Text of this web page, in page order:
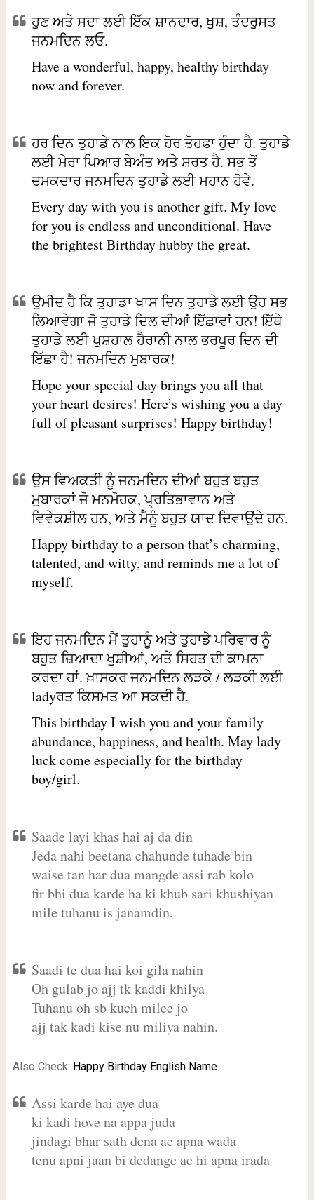
ਹੁਣ ਅਤੇ ਸਦਾ ਲਈ ਇੱਕ ਸ਼ਾਨਦਾਰ, ਖੁਸ਼, ਤੰਦਰੁਸਤ
ਜਨਮਦਿਨ ਲਓ.
Have a wonderful, happy, healthy birthday
now and forever.
ਹਰ ਦਿਨ ਤੁਹਾਡੇ ਨਾਲ ਇਕ ਹੋਰ ਤੋਹਫਾ ਹੁੰਦਾ ਹੈ. ਤੁਹਾਡੇ
ਲਈ ਮੇਰਾ ਪਿਆਰ ਬੇਅੰਤ ਅਤੇ ਸ਼ਰਤ ਹੈ. ਸਭ ਤੋਂ
ਚਮਕਦਾਰ ਜਨਮਦਿਨ ਤੁਹਾਡੇ ਲਈ ਮਹਾਨ ਹੋਵੇ.
Every day with you is another gift. My love
for you is endless and unconditional. Have
the brightest Birthday hubby the great.
ਉਮੀਦ ਹੈ ਕਿ ਤੁਹਾਡਾ ਖਾਸ ਦਿਨ ਤੁਹਾਡੇ ਲਈ ਉਹ ਸਭ
ਲਿਆਵੇਗਾ ਜੋ ਤੁਹਾਡੇ ਦਿਲ ਦੀਆਂ ਇੱਛਾਵਾਂ ਹਨ! ਇੱਥੇ
ਤੁਹਾਡੇ ਲਈ ਖੁਸ਼ਹਾਲ ਹੈਰਾਨੀ ਨਾਲ ਭਰਪੂਰ ਦਿਨ ਦੀ
ਇੱਛਾ ਹੈ! ਜਨਮਦਿਨ ਮੁਬਾਰਕ!
Hope your special day brings you all that
your heart desires! Here’s wishing you a day
full of pleasant surprises! Happy birthday!
ਉਸ ਵਿਅਕਤੀ ਨੂੰ ਜਨਮਦਿਨ ਦੀਆਂ ਬਹੁਤ ਬਹੁਤ
ਮੁਬਾਰਕਾਂ ਜੋ ਮਨਮੋਹਕ, ਪ੍ਰਤਿਭਾਵਾਨ ਅਤੇ
ਵਿਵੇਕਸ਼ੀਲ ਹਨ, ਅਤੇ ਮੈਨੂੰ ਬਹੁਤ ਯਾਦ ਦਿਵਾਉਂਦੇ ਹਨ.
Happy birthday to a person that’s charming,
talented, and witty, and reminds me a lot of
myself.
ਇਹ ਜਨਮਦਿਨ ਮੈਂ ਤੁਹਾਨੂੰ ਅਤੇ ਤੁਹਾਡੇ ਪਰਿਵਾਰ ਨੂੰ
ਬਹੁਤ ਜ਼ਿਆਦਾ ਖੁਸ਼ੀਆਂ, ਅਤੇ ਸਿਹਤ ਦੀ ਕਾਮਨਾ
ਕਰਦਾ ਹਾਂ. ਖ਼ਾਸਕਰ ਜਨਮਦਿਨ ਲੜਕੇ / ਲੜਕੀ ਲਈ
ladyਰਤ ਕਿਸਮਤ ਆ ਸਕਦੀ ਹੈ.
This birthday I wish you and your family
abundance, happiness, and health. May lady
luck come especially for the birthday
boy/girl.
Saade layi khas hai aj da din
Jeda nahi beetana chahunde tuhade bin
waise tan har dua mangde assi rab kolo
fir bhi dua karde ha ki khub sari khushiyan
mile tuhanu is janamdin.
Saadi te dua hai koi gila nahin
Oh gulab jo ajj tk kaddi khilya
Tuhanu oh sb kuch milee jo
ajj tak kadi kise nu miliya nahin.
Also Check: Happy Birthday English Name
Assi karde hai aye dua
ki kadi hove na appa juda
jindagi bhar sath dena ae apna wada
tenu apni jaan bi dedange ae hi apna irada